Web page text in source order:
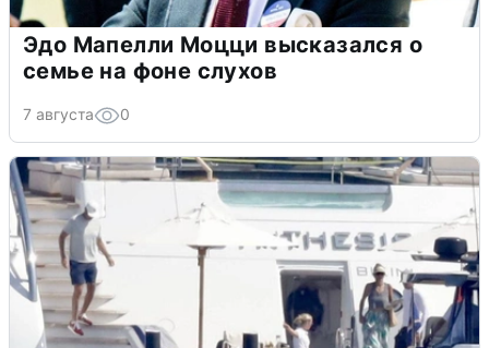
Эдо Мапелли Моцци высказался о
семье на фоне слухов
7 августа 0